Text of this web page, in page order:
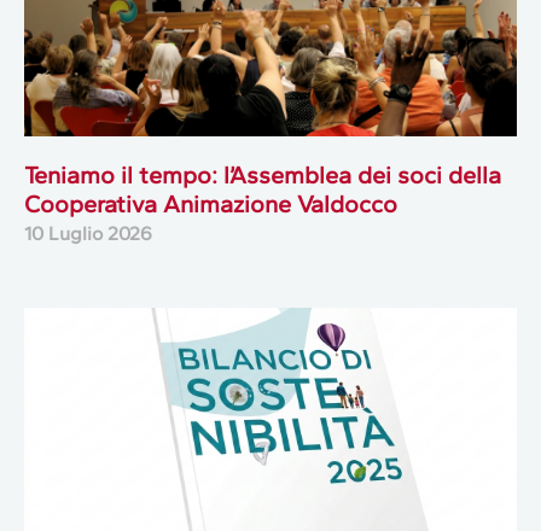
Teniamo il tempo: l’Assemblea dei soci della
Cooperativa Animazione Valdocco
10 Luglio 2026